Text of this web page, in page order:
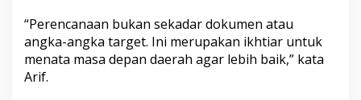
“Perencanaan bukan sekadar dokumen atau
angka-angka target. Ini merupakan ikhtiar untuk
menata masa depan daerah agar lebih baik,” kata
Arif.